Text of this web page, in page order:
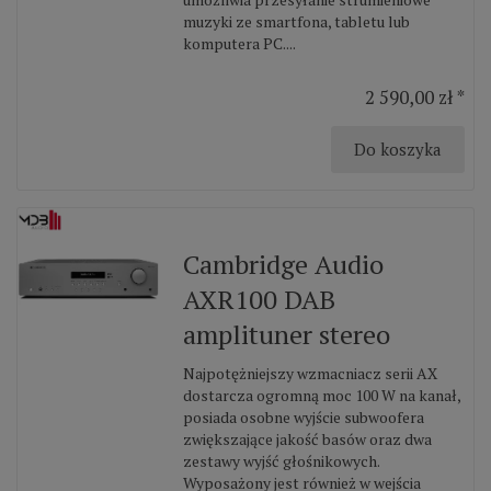
muzyki ze smartfona, tabletu lub
komputera PC....
2 590,00 zł *
Do koszyka
Cambridge Audio
AXR100 DAB
amplituner stereo
Najpotężniejszy wzmacniacz serii AX
dostarcza ogromną moc 100 W na kanał,
posiada osobne wyjście subwoofera
zwiększające jakość basów oraz dwa
zestawy wyjść głośnikowych.
Wyposażony jest również w wejścia